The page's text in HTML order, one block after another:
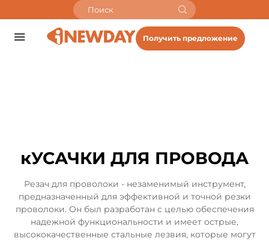
Получить предложение
кУСАЧКИ ДЛЯ ПРОВОДА
Резач для проволоки - незаменимый инструмент,
предназначенный для эффективной и точной резки
проволоки. Он был разработан с целью обеспечения
надежной функциональности и имеет острые,
высококачественные стальные лезвия, которые могут